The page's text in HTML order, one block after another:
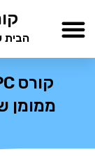
לתוכן
הבית
ממומן